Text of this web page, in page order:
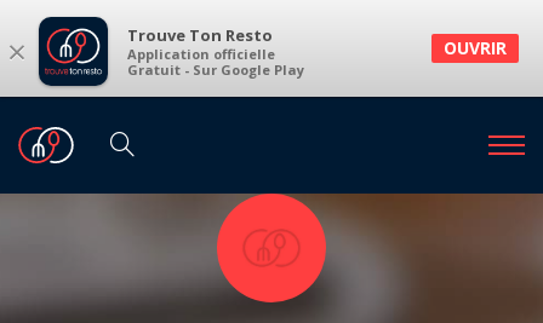
× Trouve Ton Resto
Application officielle
Gratuit - Sur Google Play
OUVRIR